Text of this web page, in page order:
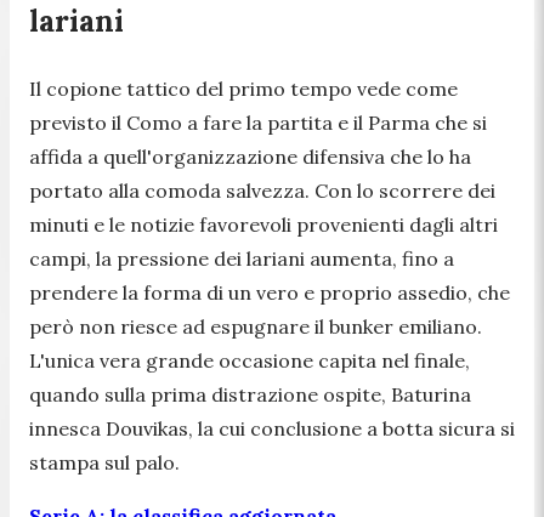
lariani
Il copione tattico del primo tempo vede come
previsto il Como a fare la partita e il Parma che si
affida a quell'organizzazione difensiva che lo ha
portato alla comoda salvezza. Con lo scorrere dei
minuti e le notizie favorevoli provenienti dagli altri
campi, la pressione dei lariani aumenta, fino a
prendere la forma di un vero e proprio assedio, che
però non riesce ad espugnare il bunker emiliano.
L'unica vera grande occasione capita nel finale,
quando sulla prima distrazione ospite, Baturina
innesca Douvikas, la cui conclusione a botta sicura si
stampa sul palo.